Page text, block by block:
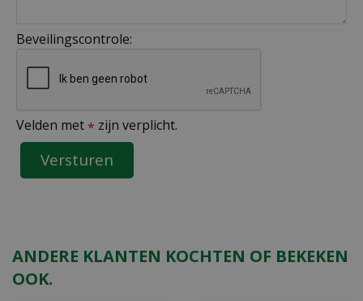
Beveilingscontrole:
Velden met * zijn verplicht.
ANDERE KLANTEN KOCHTEN OF BEKEKEN
OOK.